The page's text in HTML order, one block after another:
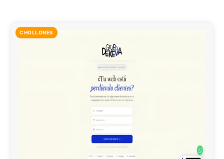
CHOLLONES